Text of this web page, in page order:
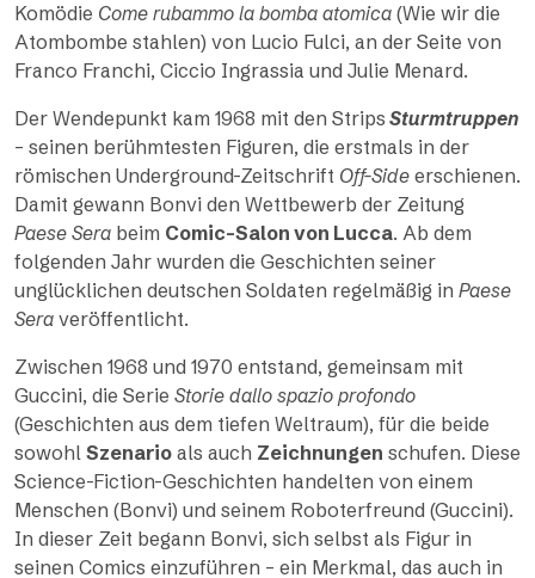
Komödie Come rubammo la bomba atomica (Wie wir die
Atombombe stahlen) von Lucio Fulci, an der Seite von
Franco Franchi, Ciccio Ingrassia und Julie Menard.
Der Wendepunkt kam 1968 mit den Strips Sturmtruppen
– seinen berühmtesten Figuren, die erstmals in der
römischen Underground-Zeitschrift Off-Side erschienen.
Damit gewann Bonvi den Wettbewerb der Zeitung
Paese Sera beim Comic-Salon von Lucca. Ab dem
folgenden Jahr wurden die Geschichten seiner
unglücklichen deutschen Soldaten regelmäßig in Paese
Sera veröffentlicht.
Zwischen 1968 und 1970 entstand, gemeinsam mit
Guccini, die Serie Storie dallo spazio profondo
(Geschichten aus dem tiefen Weltraum), für die beide
sowohl Szenario als auch Zeichnungen schufen. Diese
Science-Fiction-Geschichten handelten von einem
Menschen (Bonvi) und seinem Roboterfreund (Guccini).
In dieser Zeit begann Bonvi, sich selbst als Figur in
seinen Comics einzuführen – ein Merkmal, das auch in